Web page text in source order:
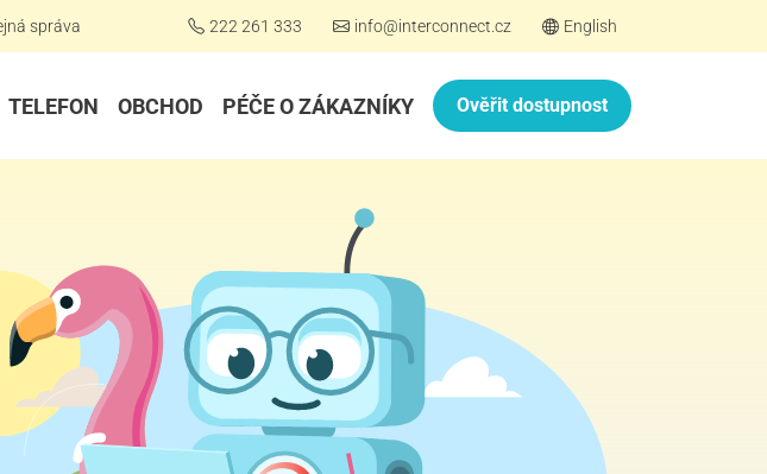
správa 222 261 333 info@interconnect.cz English
TELEFON OBCHOD PÉČE O ZÁKAZNÍKY Ověřit dostupnost